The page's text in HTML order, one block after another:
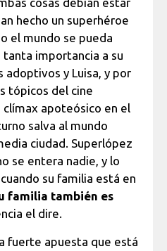
hecho un superhéroe
el mundo se pueda
importancia a su
adoptivos y Luisa, y por
tópicos del cine
apoteósico en el
salva al mundo
ciudad. Superlópez
se entera nadie, y lo
su familia está en
familia también es
el dire.
fuerte apuesta que está